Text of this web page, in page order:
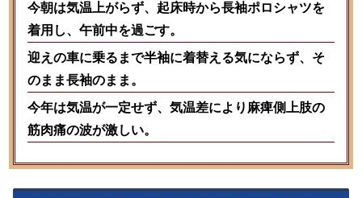
今朝は気温上がらず、起床時から長袖ポロシャツを
着用し、午前中を過ごす。
迎えの車に乗るまで半袖に着替える気にならず、そ
のまま長袖のまま。
今年は気温が一定せず、気温差により麻痺側上肢の
筋肉痛の波が激しい。